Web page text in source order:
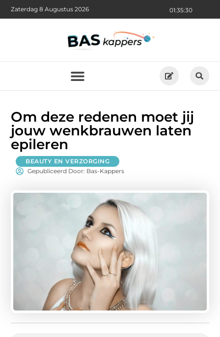
01:35:31
Zaterdag 8 Augustus 2026
Om deze redenen moet jij
jouw wenkbrauwen laten
epileren
BEAUTY EN VERZORGING
Gepubliceerd Door: Bas-Kappers